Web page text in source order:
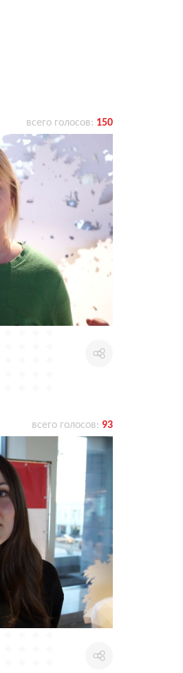
всего голосов: 150
всего голосов: 93